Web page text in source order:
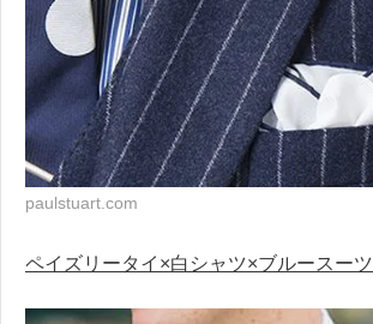
paulstuart.com
ペイズリータイ×白シャツ×ブルースーツ